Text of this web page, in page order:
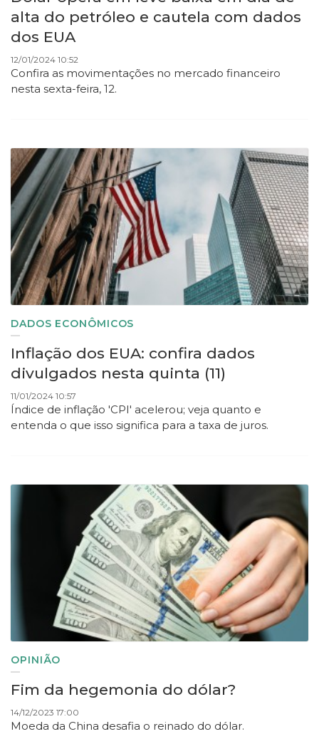
alta do petróleo e cautela com dados
dos EUA
12/01/2024 10:52
Confira as movimentações no mercado financeiro
nesta sexta-feira, 12.
DADOS ECONÔMICOS
Inflação dos EUA: confira dados
divulgados nesta quinta (11)
11/01/2024 10:57
Índice de inflação 'CPI' acelerou; veja quanto e
entenda o que isso significa para a taxa de juros.
OPINIÃO
Fim da hegemonia do dólar?
14/12/2023 17:00
Moeda da China desafia o reinado do dólar.